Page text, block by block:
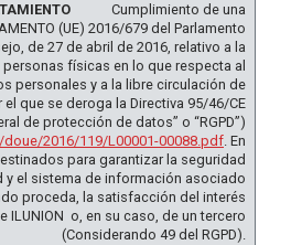
Cumplimiento de una
(UE) 2016/679 del Parlamento
de 27 de abril de 2016, relativo a la
físicas en lo que respecta al
personales y a la libre circulación de
que se deroga la Directiva 95/46/CE
de protección de datos” o “RGPD”)
2016/119/L00001-00088.pdf. En
para garantizar la seguridad
y el sistema de información asociado
proceda, la satisfacción del interés
ILUNION o, en su caso, de un tercero
(Considerando 49 del RGPD).